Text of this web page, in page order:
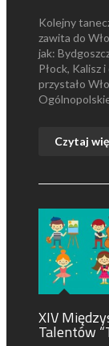
Kolejny
zawita do
jak:
Płock, Kalisz
przystało
Czytaj
XIV
Talentów